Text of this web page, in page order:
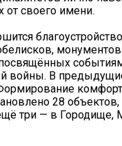
от своего имени.
войны. В
28 объектов,
три — в Городище,